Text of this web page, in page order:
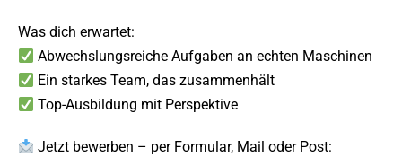
Was dich erwartet:
Abwechslungsreiche Aufgaben an echten Maschinen
Ein starkes Team, das zusammenhält
Top-Ausbildung mit Perspektive
Jetzt bewerben – per Formular, Mail oder Post: